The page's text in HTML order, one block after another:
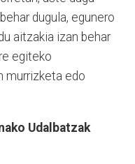
dugula, egunero
aitzakia izan behar
egiteko
murrizketa edo
Udalbatzak